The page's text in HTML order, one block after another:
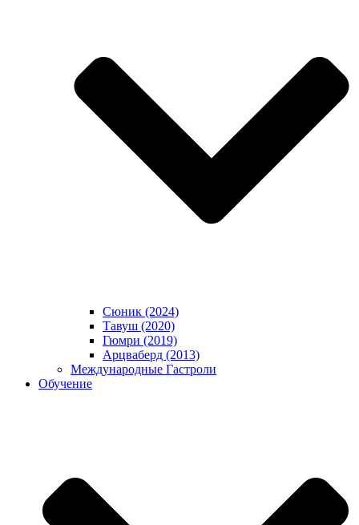
Сюник (2024)
Тавуш (2020)
Гюмри (2019)
Арцваберд (2013)
Международные Гастроли
Обучение